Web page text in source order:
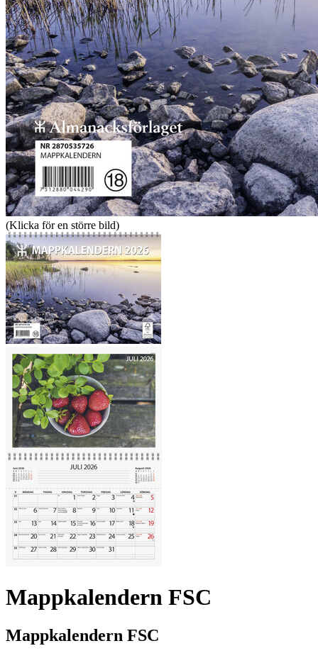
(Klicka för en större bild)
Mappkalendern FSC
Mappkalendern FSC